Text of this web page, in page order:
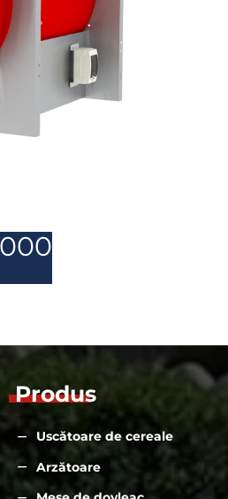
Produs
Uscătoare de cereale
Arzătoare